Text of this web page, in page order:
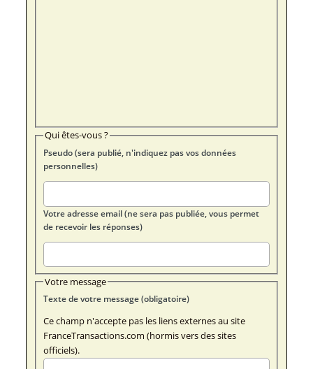
Qui êtes-vous ?
Pseudo (sera publié, n'indiquez pas vos données
personnelles)
Votre adresse email (ne sera pas publiée, vous permet
de recevoir les réponses)
Votre message
Texte de votre message (obligatoire)
Ce champ n'accepte pas les liens externes au site
FranceTransactions.com (hormis vers des sites
officiels).